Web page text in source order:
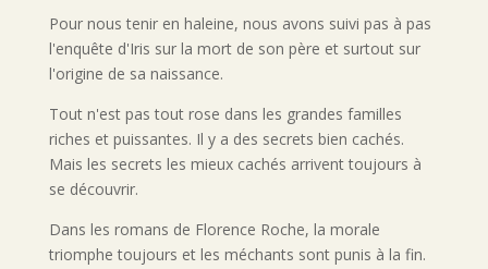
Pour nous tenir en haleine, nous avons suivi pas à pas
l'enquête d'Iris sur la mort de son père et surtout sur
l'origine de sa naissance.
Tout n'est pas tout rose dans les grandes familles
riches et puissantes. Il y a des secrets bien cachés.
Mais les secrets les mieux cachés arrivent toujours à
se découvrir.
Dans les romans de Florence Roche, la morale
triomphe toujours et les méchants sont punis à la fin.